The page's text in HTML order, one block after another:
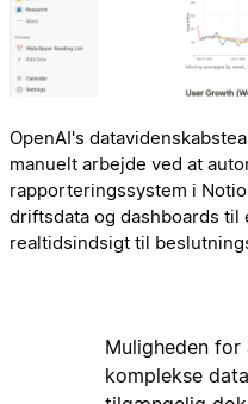
OpenAI's
manuelt arbejde ved at
rapporteringssystem i
driftsdata og dashboards
realtidsindsigt til
Muligheden for
komplekse